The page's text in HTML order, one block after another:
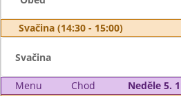
Svačina (14:30 - 15:00)
Svačina
Menu Chod
Neděle 5.